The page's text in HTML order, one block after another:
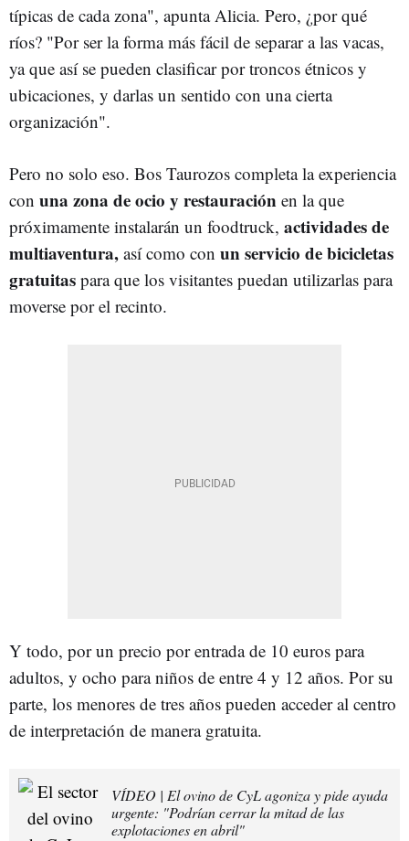
típicas de cada zona", apunta Alicia. Pero, ¿por qué
ríos? "Por ser la forma más fácil de separar a las vacas,
ya que así se pueden clasificar por troncos étnicos y
ubicaciones, y darlas un sentido con una cierta
organización".
Pero no solo eso. Bos Taurozos completa la experiencia
con una zona de ocio y restauración en la que
próximamente instalarán un foodtruck, actividades de
multiaventura, así como con un servicio de bicicletas
gratuitas para que los visitantes puedan utilizarlas para
moverse por el recinto.
Y todo, por un precio por entrada de 10 euros para
adultos, y ocho para niños de entre 4 y 12 años. Por su
parte, los menores de tres años pueden acceder al centro
de interpretación de manera gratuita.
VÍDEO | El ovino de CyL agoniza y pide ayuda
urgente: "Podrían cerrar la mitad de las
explotaciones en abril"